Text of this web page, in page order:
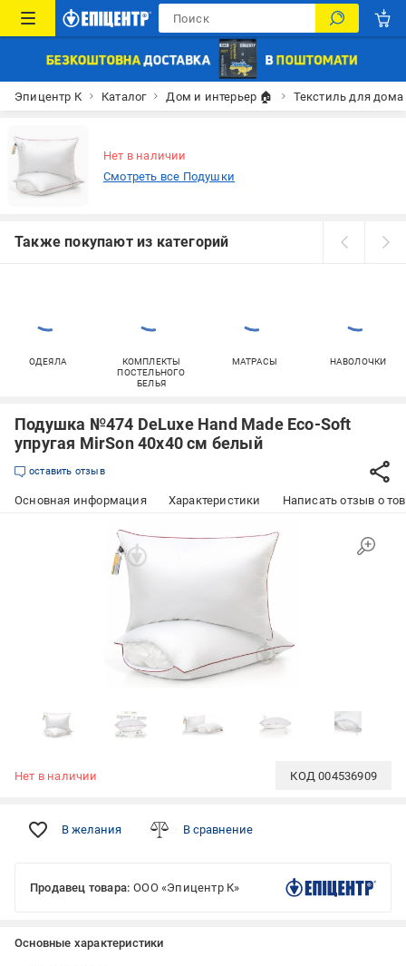
Эпицентр К Каталог Дом и интерьер 🏠 Текстиль для дома
Нет в наличии
Смотреть все Подушки
Также покупают из категорий
ОДЕЯЛА
КОМПЛЕКТЫ
ПОСТЕЛЬНОГО
БЕЛЬЯ
МАТРАСЫ НАВОЛОЧКИ
Подушка №474 DeLuxe Hand Made Eco-Soft
упругая MirSon 40x40 см белый
оставить отзыв
Основная информация Характеристики Написать отзыв о
Нет в наличии КОД004536909
В желания В сравнение
Продавец товара: ООО «Эпицентр К»
Основные характеристики